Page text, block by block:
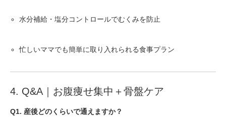
水分補給・塩分コントロールでむくみを防止
忙しいママでも簡単に取り入れられる食事プラン
4. Q&A｜お腹痩せ集中＋骨盤ケア
Q1. 産後どのくらいで通えますか？